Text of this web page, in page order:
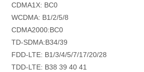
CDMA1X: BC0
WCDMA: B1/2/5/8
CDMA2000:BC0
TD-SDMA:B34/39
FDD-LTE: B1/3/4/5/7/17/20/28
TDD-LTE: B38 39 40 41